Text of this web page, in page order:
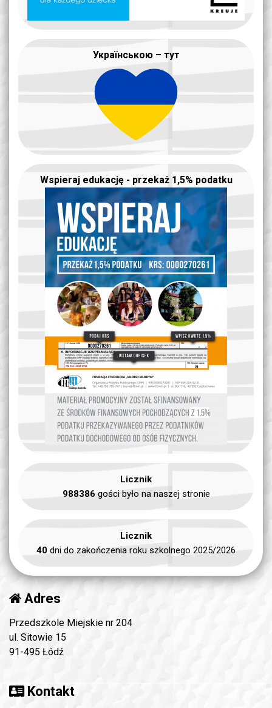
Українською – тут
Wspieraj edukację - przekaż 1,5% podatku
Licznik
988386gości było na naszej stronie
Licznik
40 dni do zakończenia roku szkolnego 2025/2026
Adres
Przedszkole Miejskie nr 204
ul. Sitowie 15
91-495 Łódź
Kontakt